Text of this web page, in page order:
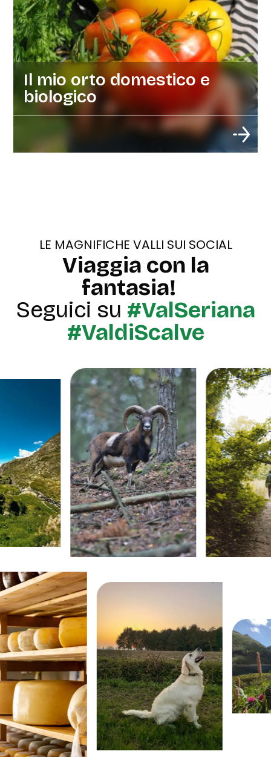
Il mio orto domestico e
biologico
LE MAGNIFICHE VALLI SUI SOCIAL
Viaggia con la
fantasia!
Seguici su #ValSeriana
#ValdiScalve